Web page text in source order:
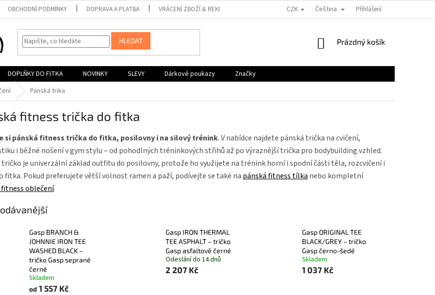
OBCHODNÍ PODMÍNKY DOPRAVA A PLATBA VRÁCENÍ ZBOŽÍ & REKLAMACE KONTAKTY VELIKOSTNÍ TABULKY
CZK Čeština Přihlášení
HLEDAT
NÁKUPNÍ
Prázdný košík
DOPLŇKY DO FITKA NOVINKY SLEVY Dárkové poukazy
Značky
Pánská trika
fitness trička do fitka
si pánská fitness trička do fitka, posilovny i na silový trénink. V nabídce najdete pánská trička na cvičení,
i běžné nošení v gym stylu – od pohodlných tréninkových střihů až po výraznější trička pro bodybuilding vzhled.
tričko je univerzální základ outfitu do posilovny, protože ho využijete na trénink horní i spodní části těla, rozcvičení i
fitka. Pokud preferujete větší volnost ramen a paží, podívejte se také na pánská fitness tílka nebo kompletní
fitness oblečení.
Gasp BRANCH &
JOHNNIE IRON TEE
WASHED BLACK –
tričko Gasp seprané
černé
Skladem
od 1 557 Kč
Gasp IRON THERMAL
TEE ASPHALT – tričko
Gasp asfaltově černé
Odeslání do 14 dnů
2 207 Kč
Gasp ORIGINAL TEE
BLACK/GREY – tričko
Gasp černo-šedé
Skladem
1 037 Kč